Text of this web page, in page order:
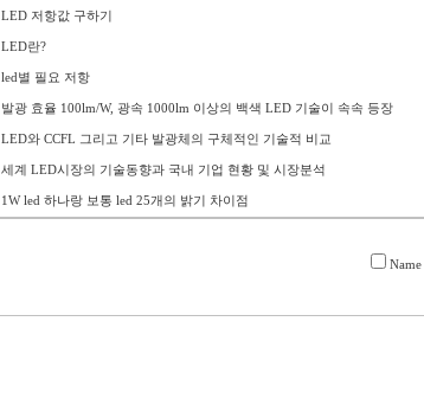
LED 저항값 구하기
LED란?
led별 필요 저항
발광 효율 100lm/W, 광속 1000lm 이상의 백색 LED 기술이 속속 등장
LED와 CCFL 그리고 기타 발광체의 구체적인 기술적 비교
세계 LED시장의 기술동향과 국내 기업 현황 및 시장분석
1W led 하나랑 보통 led 25개의 밝기 차이점
Name